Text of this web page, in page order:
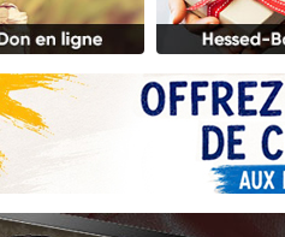
30
Il reste
12
3
2
3